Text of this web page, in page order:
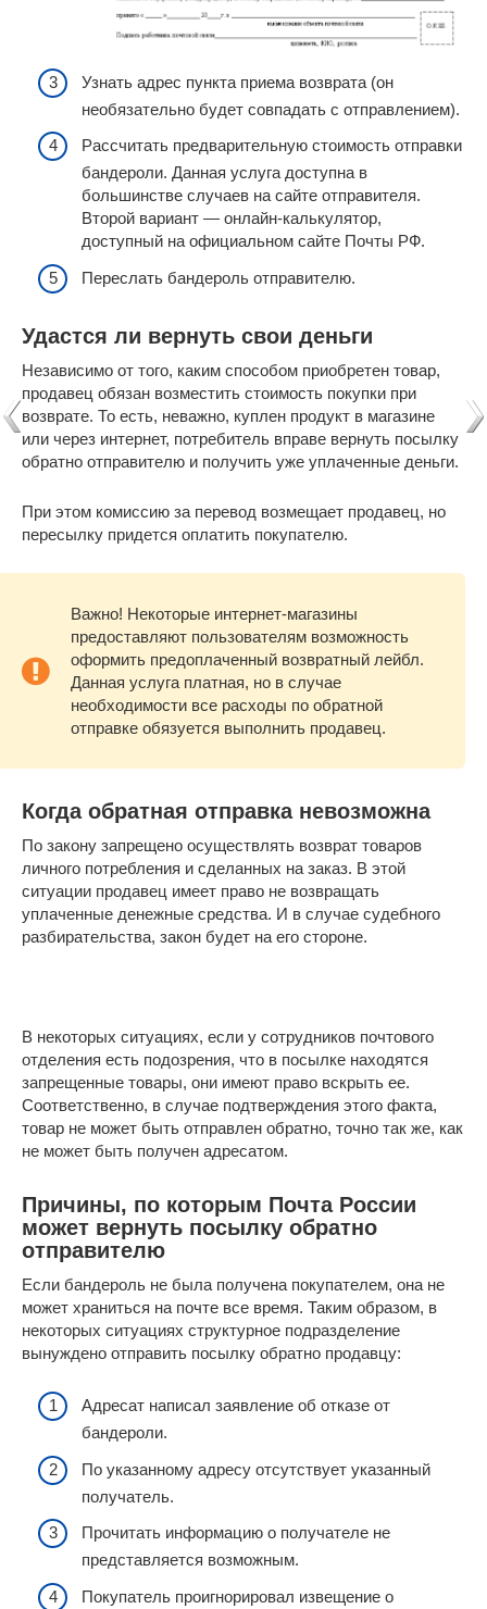
Узнать адрес пункта приема возврата (он
необязательно будет совпадать с отправлением).
Рассчитать предварительную стоимость отправки
бандероли. Данная услуга доступна в
большинстве случаев на сайте отправителя.
Второй вариант — онлайн-калькулятор,
доступный на официальном сайте Почты РФ.
Переслать бандероль отправителю.
Удастся ли вернуть свои деньги
Независимо от того, каким способом приобретен товар,
продавец обязан возместить стоимость покупки при
возврате. То есть, неважно, куплен продукт в магазине
или через интернет, потребитель вправе вернуть посылку
обратно отправителю и получить уже уплаченные деньги.
При этом комиссию за перевод возмещает продавец, но
пересылку придется оплатить покупателю.
Важно! Некоторые интернет-магазины
предоставляют пользователям возможность
оформить предоплаченный возвратный лейбл.
Данная услуга платная, но в случае
необходимости все расходы по обратной
отправке обязуется выполнить продавец.
Когда обратная отправка невозможна
По закону запрещено осуществлять возврат товаров
личного потребления и сделанных на заказ. В этой
ситуации продавец имеет право не возвращать
уплаченные денежные средства. И в случае судебного
разбирательства, закон будет на его стороне.
В некоторых ситуациях, если у сотрудников почтового
отделения есть подозрения, что в посылке находятся
запрещенные товары, они имеют право вскрыть ее.
Соответственно, в случае подтверждения этого факта,
товар не может быть отправлен обратно, точно так же, как
не может быть получен адресатом.
Причины, по которым Почта России
может вернуть посылку обратно
отправителю
Если бандероль не была получена покупателем, она не
может храниться на почте все время. Таким образом, в
некоторых ситуациях структурное подразделение
вынуждено отправить посылку обратно продавцу:
Адресат написал заявление об отказе от
бандероли.
По указанному адресу отсутствует указанный
получатель.
Прочитать информацию о получателе не
представляется возможным.
Покупатель проигнорировал извещение о